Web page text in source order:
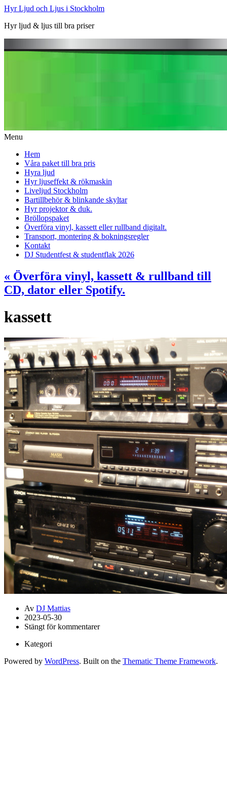
Hyr Ljud och Ljus i Stockholm
Hyr ljud & ljus till bra priser
Menu
Hem
Våra paket till bra pris
Hyra ljud
Hyr ljuseffekt & rökmaskin
Liveljud Stockholm
Bartillbehör & blinkande skyltar
Hyr projektor & duk.
Bröllopspaket
Överföra vinyl, kassett eller rullband digitalt.
Transport, montering & bokningsregler
Kontakt
DJ Studentfest & studentflak 2026
« Överföra vinyl, kassett & rullband till
CD, dator eller Spotify.
kassett
Av DJ Mattias
2023-05-30
Stängt för kommentarer
Kategori
Powered by WordPress. Built on the Thematic Theme Framework.